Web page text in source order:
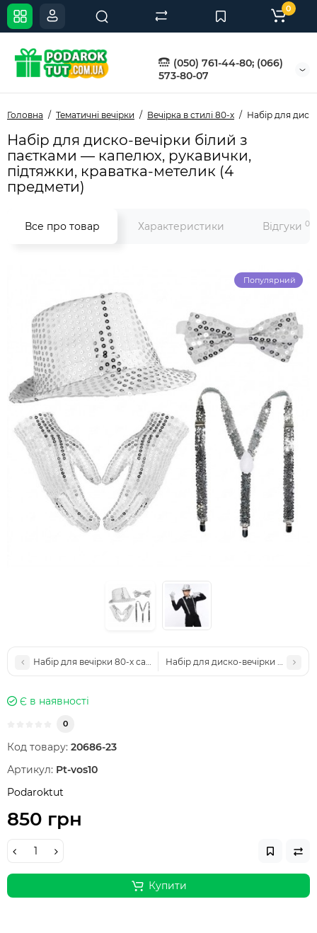
(050) 761-44-80; (066)
573-80-07
0
Головна Тематичні вечірки Вечірка в стилі 80-х Набір для
Набір для диско-вечірки білий з
паєтками — капелюх, рукавички,
підтяжки, краватка-метелик (4
предмети)
Все про товар Характеристики Відгуки 0
Популярний
Набір для вечірки 80-х салатовий з спідницею-пачкою —
Набір для диско-вечірки білий
Є в наявності
0
Код товару: 20686-23
Артикул: Pt-vos10
Podaroktut
850 грн
Купити